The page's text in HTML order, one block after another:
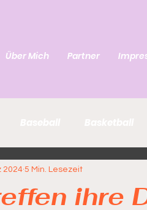
Über Mich Partner
ihre
2024 5 Min. Lesezeit